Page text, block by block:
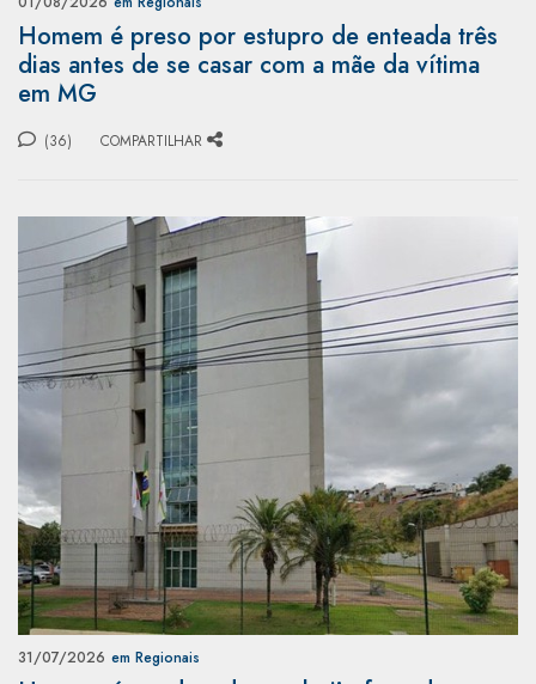
Homem é preso por estupro de enteada três
dias antes de se casar com a mãe da vítima
em MG
(36) COMPARTILHAR
31/07/2026 em Regionais